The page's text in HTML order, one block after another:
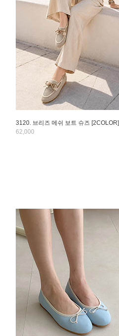
3120. 브리즈 메쉬 보트 슈즈 [2COLOR]
62,000